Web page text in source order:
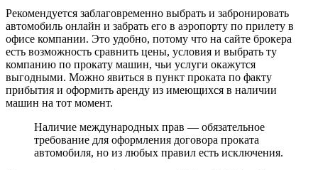
Рекомендуется заблаговременно выбрать и забронировать
автомобиль онлайн и забрать его в аэропорту по прилету в
офисе компании. Это удобно, потому что на сайте брокера
есть возможность сравнить цены, условия и выбрать ту
компанию по прокату машин, чьи услуги окажутся
выгодными. Можно явиться в пункт проката по факту
прибытия и оформить аренду из имеющихся в наличии
машин на тот момент.
Наличие международных прав — обязательное
требование для оформления договора проката
автомобиля, но из любых правил есть исключения.